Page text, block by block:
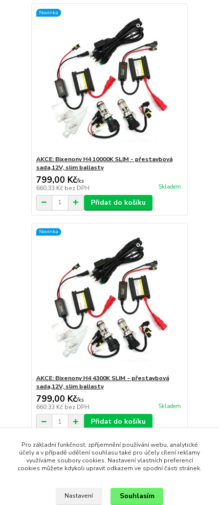
Novinka
AKCE: Bixenony H4 10000K SLIM - přestavbová
sada,12V, slim ballasty
799,00 Kč/ks
660,33 Kč bez DPH Skladem
Přidat do košíku
Novinka
AKCE: Bixenony H4 4300K SLIM - přestavbová
sada,12V, slim ballasty
799,00 Kč/ks
660,33 Kč bez DPH Skladem
Přidat do košíku
strana z 1
Pro základní funkčnost, zpříjemnění používání webu, analytické
účely a v případě udělení souhlasu také pro účely cílení reklamy
využíváme soubory cookies. Nastavení vlastních preferencí
cookies můžete kdykoli upravit odkazem ve spodní části stránek.
Nastavení Souhlasím